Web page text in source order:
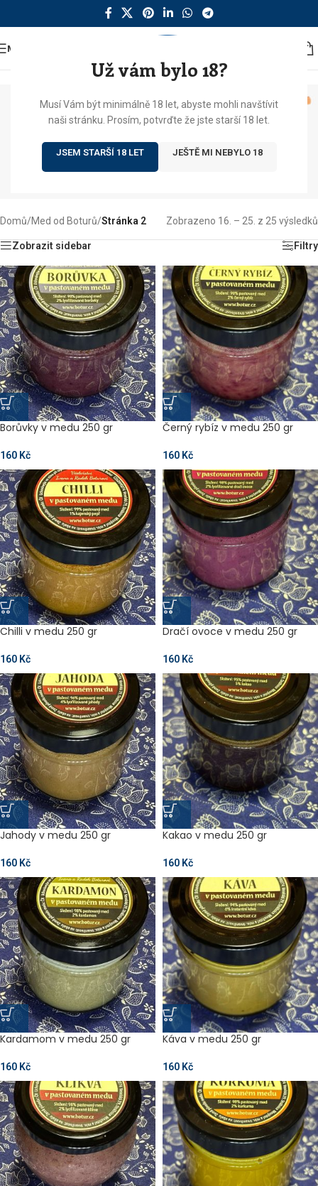
Už vám bylo 18?
Musí Vám být minimálně 18 let, abyste mohli navštívit
naši stránku. Prosím, potvrďte že jste starší 18 let.
JSEM STARŠÍ 18 LET JEŠTĚ MI NEBYLO 18
MENU
Poznejte rodinné
Včelařství Boturovi
Přejít na web včelařství
Domů/Med od Boturů/Stránka 2 Zobrazeno 16. – 25. z 25 výsledků
Zobrazit sidebar Filtry
Borůvky v medu 250 gr
160 Kč
Černý rybíz v medu 250 gr
160 Kč
Chilli v medu 250 gr
160 Kč
Dračí ovoce v medu 250 gr
160 Kč
Jahody v medu 250 gr
160 Kč
Kakao v medu 250 gr
160 Kč
Kardamom v medu 250 gr
160 Kč
Káva v medu 250 gr
160 Kč